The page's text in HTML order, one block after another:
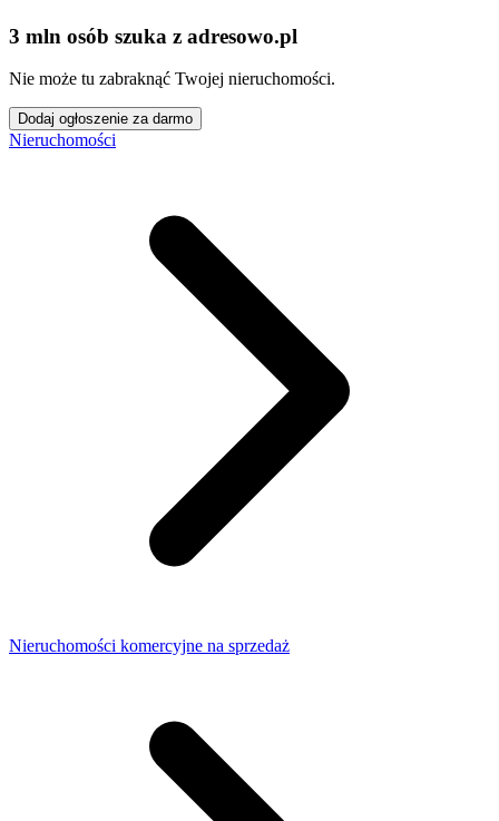
3 mln osób szuka z adresowo.pl
Nie może tu zabraknąć Twojej nieruchomości.
Dodaj ogłoszenie za darmo
Nieruchomości
Nieruchomości komercyjne na sprzedaż